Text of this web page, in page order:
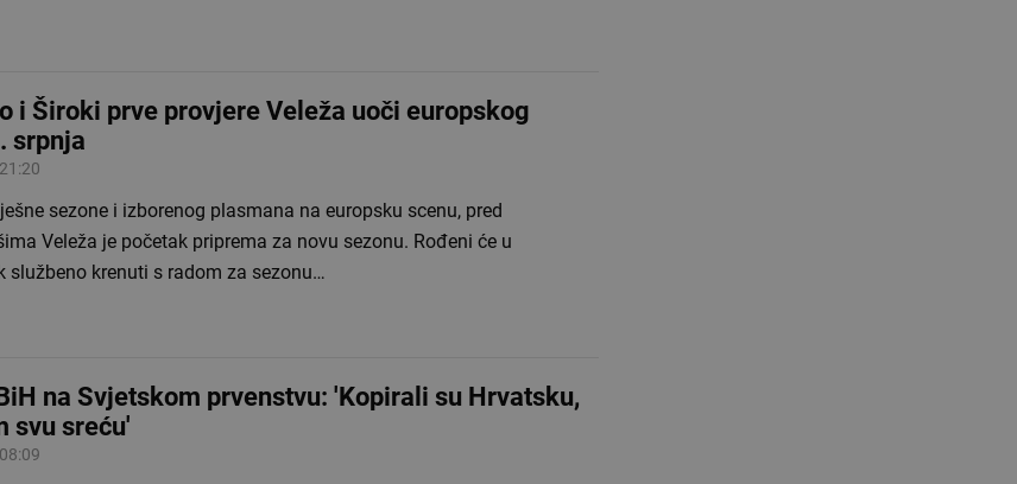
i Široki prve provjere Veleža uoči europskog
srpnja
sezone i izborenog plasmana na europsku scenu, pred
Veleža je početak priprema za novu sezonu. Rođeni će u
službeno krenuti s radom za sezonu…
na Svjetskom prvenstvu: 'Kopirali su Hrvatsku,
svu sreću'